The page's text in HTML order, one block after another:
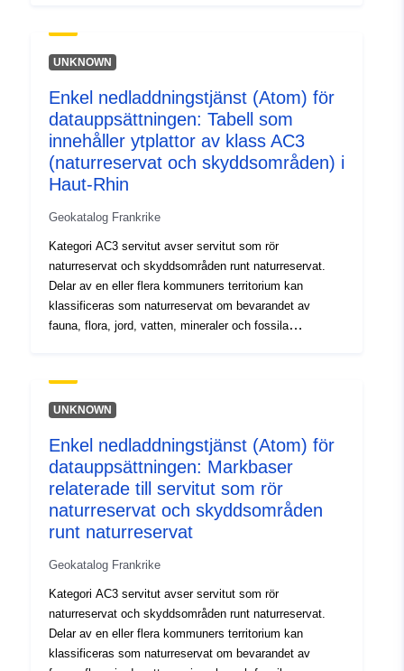
artificiell intervention som kan försämra dem. Det finns
tre typer av naturreservat: — nationella naturreservat. —
myndigheten på Korsika. Skyddsområden kan upprättas
kring naturreservat I synnerhet kan följande regleras
eller förbjudas: jakt, fiske, jordbruk, skogsbruk,
boskapsskötsel, industri-, handels-, sport- och
turistverksamhet, utförande av offentliga eller privata
personer, fordon och djur. Denna resurs beskriver
anges i avgränsningsplanen eller i naturreservatets
skiftesförteckning och, i tillämpliga fall, skyddets
UNKNOWN
Enkel nedladdningstjänst (Atom) för
datauppsättningen: Tabell som
innehåller ytplattor av klass AC3
(naturreservat och skyddsområden) i
Haut-Rhin
Geokatalog Frankrike
Kategori AC3 servitut avser servitut som rör
naturreservat och skyddsområden runt naturreservat.
Delar av en eller flera kommuners territorium kan
klassificeras som naturreservat om bevarandet av
fauna, flora, jord, vatten, mineraler och fossila
artificiell intervention som kan försämra dem. Det finns
tre typer av naturreservat: — nationella naturreservat. —
myndigheten på Korsika. Skyddsområden kan upprättas
kring naturreservat I synnerhet kan följande regleras
eller förbjudas: jakt, fiske, jordbruk, skogsbruk,
boskapsskötsel, industri-, handels-, sport- och
turistverksamhet, utförande av offentliga eller privata
personer, fordon och djur. Denna resurs beskriver
anges i avgränsningsplanen eller i naturreservatets
skiftesförteckning och, i tillämpliga fall, skyddets
UNKNOWN
Enkel nedladdningstjänst (Atom) för
datauppsättningen: Markbaser
relaterade till servitut som rör
naturreservat och skyddsområden
runt naturreservat
Geokatalog Frankrike
Kategori AC3 servitut avser servitut som rör
naturreservat och skyddsområden runt naturreservat.
Delar av en eller flera kommuners territorium kan
klassificeras som naturreservat om bevarandet av